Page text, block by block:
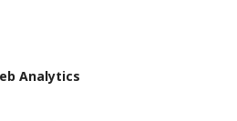
Analytics